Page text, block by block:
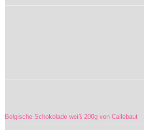
Belgische Schokolade weiß 200g von Callebaut